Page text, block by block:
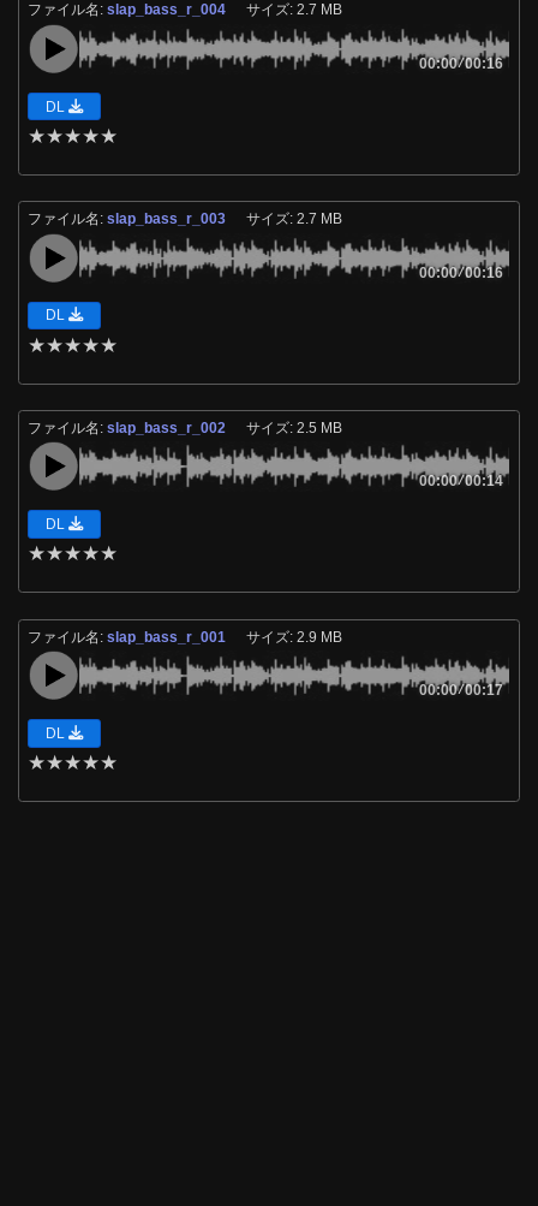
ファイル名:slap_bass_r_004 サイズ: 2.7 MB
00:00/00:16
DL
★★★★★
ファイル名:slap_bass_r_003 サイズ: 2.7 MB
00:00/00:16
DL
★★★★★
ファイル名:slap_bass_r_002 サイズ: 2.5 MB
00:00/00:14
DL
★★★★★
ファイル名:slap_bass_r_001 サイズ: 2.9 MB
00:00/00:17
DL
★★★★★